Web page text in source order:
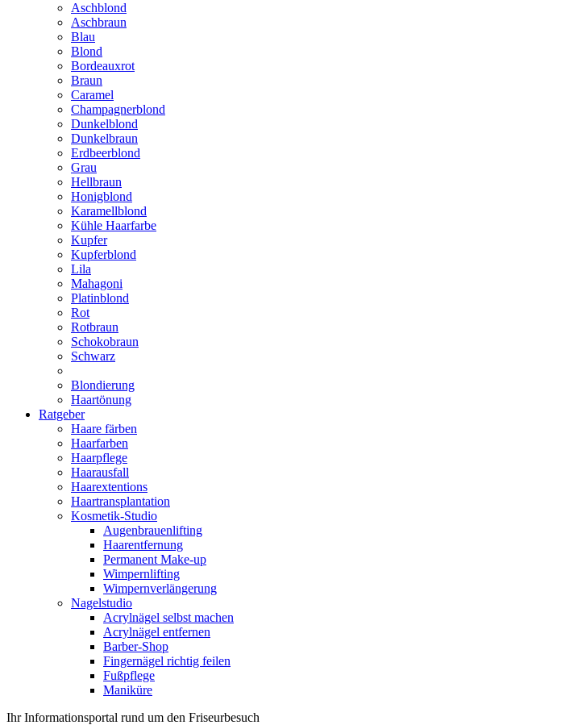
Aschblond
Aschbraun
Blau
Blond
Bordeauxrot
Braun
Caramel
Champagnerblond
Dunkelblond
Dunkelbraun
Erdbeerblond
Grau
Hellbraun
Honigblond
Karamellblond
Kühle Haarfarbe
Kupfer
Kupferblond
Lila
Mahagoni
Platinblond
Rot
Rotbraun
Schokobraun
Schwarz
Blondierung
Haartönung
Ratgeber
Haare färben
Haarfarben
Haarpflege
Haarausfall
Haarextentions
Haartransplantation
Kosmetik-Studio
Augenbrauenlifting
Haarentfernung
Permanent Make-up
Wimpernlifting
Wimpernverlängerung
Nagelstudio
Acrylnägel selbst machen
Acrylnägel entfernen
Barber-Shop
Fingernägel richtig feilen
Fußpflege
Maniküre
Ihr Informationsportal rund um den Friseurbesuch